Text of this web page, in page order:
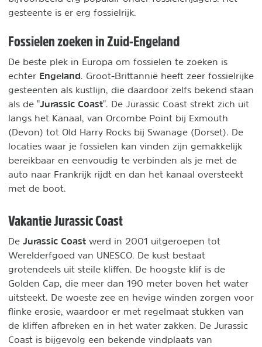
gesteente is er erg fossielrijk.
Fossielen zoeken in Zuid-Engeland
De beste plek in Europa om fossielen te zoeken is
echter Engeland. Groot-Brittannië heeft zeer fossielrijke
gesteenten als kustlijn, die daardoor zelfs bekend staan
als de "Jurassic Coast". De Jurassic Coast strekt zich uit
langs het Kanaal, van Orcombe Point bij Exmouth
(Devon) tot Old Harry Rocks bij Swanage (Dorset). De
locaties waar je fossielen kan vinden zijn gemakkelijk
bereikbaar en eenvoudig te verbinden als je met de
auto naar Frankrijk rijdt en dan het kanaal oversteekt
met de boot.
Vakantie Jurassic Coast
De Jurassic Coast werd in 2001 uitgeroepen tot
Werelderfgoed van UNESCO. De kust bestaat
grotendeels uit steile kliffen. De hoogste klif is de
Golden Cap, die meer dan 190 meter boven het water
uitsteekt. De woeste zee en hevige winden zorgen voor
flinke erosie, waardoor er met regelmaat stukken van
de kliffen afbreken en in het water zakken. De Jurassic
Coast is bijgevolg een bekende vindplaats van